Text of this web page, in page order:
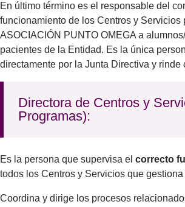
En último término es el responsable del
funcionamiento de los Centros y Servicios
ASOCIACIÓN PUNTO OMEGA a
pacientes de la Entidad. Es la única
directamente por la Junta Directiva y rinde
Directora de Centros y
Programas):
Es la persona que supervisa el correcto
todos los Centros y Servicios que
Coordina y dirige los procesos